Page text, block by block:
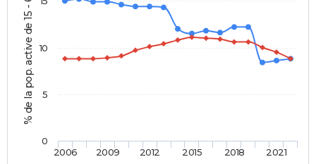
% de la pop. active de 15 - 64 ans
2006 2009 2012 2015 2018 2021
0
5
10